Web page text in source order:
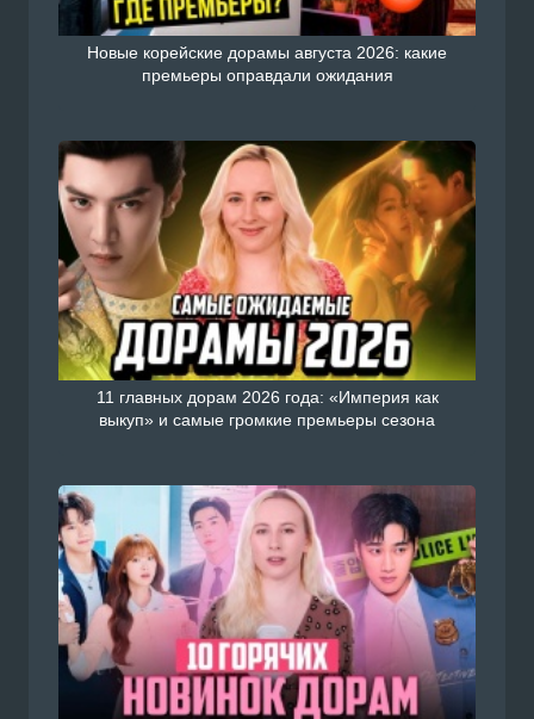
Новые корейские дорамы августа 2026: какие
премьеры оправдали ожидания
11 главных дорам 2026 года: «Империя как
выкуп» и самые громкие премьеры сезона